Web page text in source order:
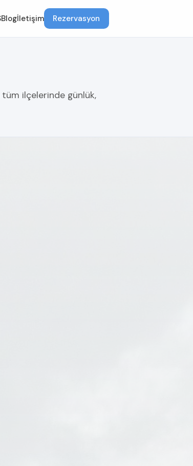
Blogİletişim Rezervasyon
tüm ilçelerinde günlük,